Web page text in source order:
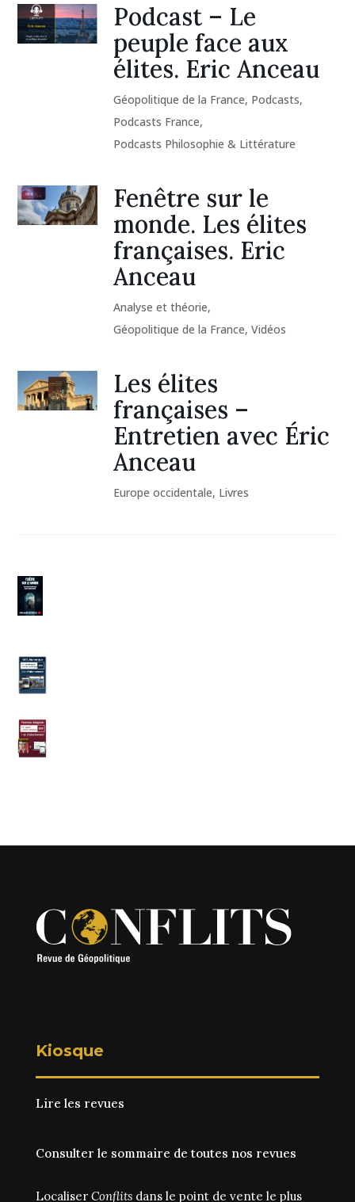
Podcast – Le
peuple face aux
élites. Eric Anceau
Géopolitique de la France, Podcasts,
Podcasts France,
Podcasts Philosophie & Littérature
Fenêtre sur le
monde. Les élites
françaises. Eric
Anceau
Analyse et théorie,
Géopolitique de la France,Vidéos
Les élites
françaises –
Entretien avec Éric
Anceau
Europe occidentale, Livres
Kiosque
Lire les revues
Consulter le sommaire de toutes nos revues
Localiser Conflitsdans le point de vente le plus